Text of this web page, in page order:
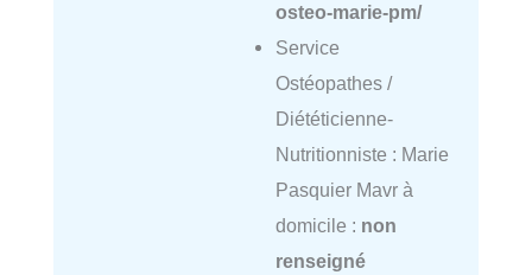
osteo-marie-pm/
Service
Ostéopathes /
Diététicienne-
Nutritionniste : Marie
Pasquier Mavr à
domicile : non
renseigné